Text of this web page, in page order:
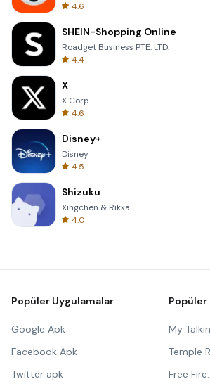
4.6
SHEIN-Shopping Online
Roadget Business PTE. LTD.
4.4
X
X Corp.
4.6
Disney+
Disney
4.5
Shizuku
Xingchen & Rikka
4.0
Popüler Uygulamalar
Google Apk
Facebook Apk
Twitter apk
Popüler
My
Temple
Free